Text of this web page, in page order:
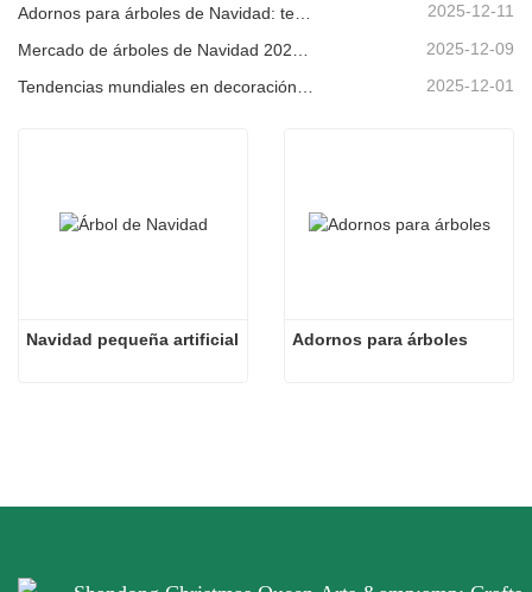
2025-12-11
2025-12-09
2025-12-01
Navidad pequeña artificial Adornos para árboles